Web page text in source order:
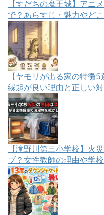
【すだちの魔王城】アニ
で？あらすじ・魅力やど
【ヤモリが出る家の特徴
縁起が良い理由と正しい
【滝野川第三小学校】火
ブ？女性教師の理由や学